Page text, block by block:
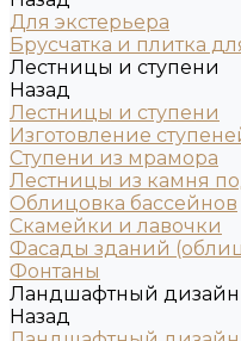
Для экстерьера
Брусчатка и плитка
Лестницы и ступени
Назад
Лестницы и ступени
Изготовление
Ступени из мрамора
Лестницы из камня
Облицовка бассейнов
Скамейки и лавочки
Фасады зданий
Фонтаны
Ландшафтный дизайн
Назад